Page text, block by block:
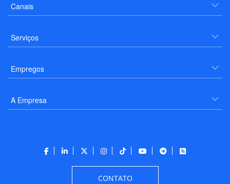
Canais
Serviços
Empregos
A Empresa
CONTATO